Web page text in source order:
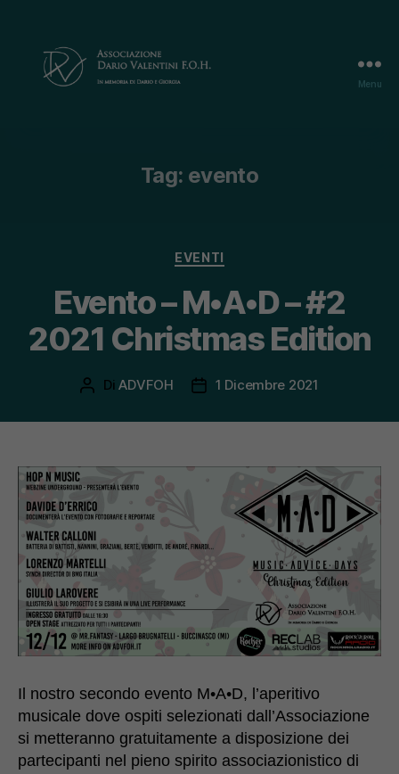
Menu
Tag: evento
Categorie
EVENTI
Evento – M•A•D – #2
2021 Christmas Edition
Autore
DiADVFOH
Data1 Dicembre 2021
Il nostro secondo evento M•A•D, l’aperitivo
musicale dove ospiti selezionati dall’Associazione
si metteranno gratuitamente a disposizione dei
partecipanti nel pieno spirito associazionistico di